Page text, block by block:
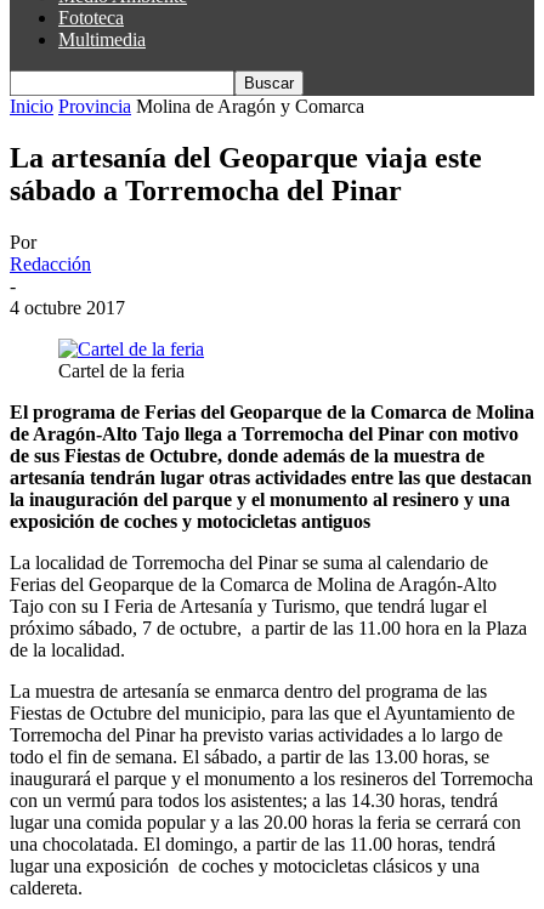
Fototeca
Multimedia
Inicio Provincia Molina de Aragón y Comarca
La artesanía del Geoparque viaja este
sábado a Torremocha del Pinar
Por
Redacción
-
4 octubre 2017
Cartel de la feria
El programa de Ferias del Geoparque de la Comarca de Molina
de Aragón-Alto Tajo llega a Torremocha del Pinar con motivo
de sus Fiestas de Octubre, donde además de la muestra de
artesanía tendrán lugar otras actividades entre las que destacan
la inauguración del parque y el monumento al resinero y una
exposición de coches y motocicletas antiguos
La localidad de Torremocha del Pinar se suma al calendario de
Ferias del Geoparque de la Comarca de Molina de Aragón-Alto
Tajo con su I Feria de Artesanía y Turismo, que tendrá lugar el
próximo sábado, 7 de octubre, a partir de las 11.00 hora en la Plaza
de la localidad.
La muestra de artesanía se enmarca dentro del programa de las
Fiestas de Octubre del municipio, para las que el Ayuntamiento de
Torremocha del Pinar ha previsto varias actividades a lo largo de
todo el fin de semana. El sábado, a partir de las 13.00 horas, se
inaugurará el parque y el monumento a los resineros del Torremocha
con un vermú para todos los asistentes; a las 14.30 horas, tendrá
lugar una comida popular y a las 20.00 horas la feria se cerrará con
una chocolatada. El domingo, a partir de las 11.00 horas, tendrá
lugar una exposición de coches y motocicletas clásicos y una
caldereta.